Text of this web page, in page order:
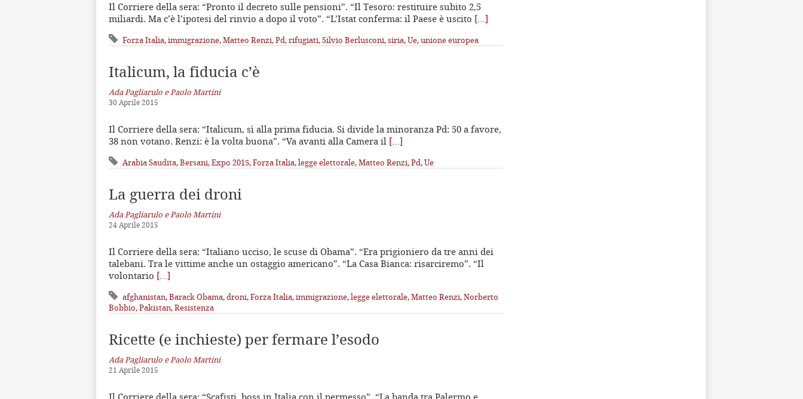
Il Corriere della sera: “Pronto il decreto sulle pensioni”. “Il Tesoro: restituire subito 2,5
miliardi. Ma c’è l’ipotesi del rinvio a dopo il voto”. “L’Istat conferma: il Paese è uscito […]
Forza Italia,immigrazione,Matteo Renzi,Pd,rifugiati,Silvio Berlusconi,siria,Ue,unione europea
Italicum, la fiducia c’è
Ada Pagliarulo e Paolo Martini
30 Aprile 2015
Il Corriere della sera: “Italicum, sì alla prima fiducia. Si divide la minoranza Pd: 50 a favore,
38 non votano. Renzi: è la volta buona”. “Va avanti alla Camera il […]
Arabia Saudita,Bersani,Expo 2015,Forza Italia,legge elettorale,Matteo Renzi,Pd,Ue
La guerra dei droni
Ada Pagliarulo e Paolo Martini
24 Aprile 2015
Il Corriere della sera: “Italiano ucciso, le scuse di Obama”. “Era prigioniero da tre anni dei
talebani. Tra le vittime anche un ostaggio americano”. “La Casa Bianca: risarciremo”. “Il
volontario […]
afghanistan,Barack Obama,droni,Forza Italia,immigrazione,legge elettorale,Matteo Renzi,Norberto
Bobbio,Pakistan,Resistenza
Ricette (e inchieste) per fermare l’esodo
Ada Pagliarulo e Paolo Martini
21 Aprile 2015